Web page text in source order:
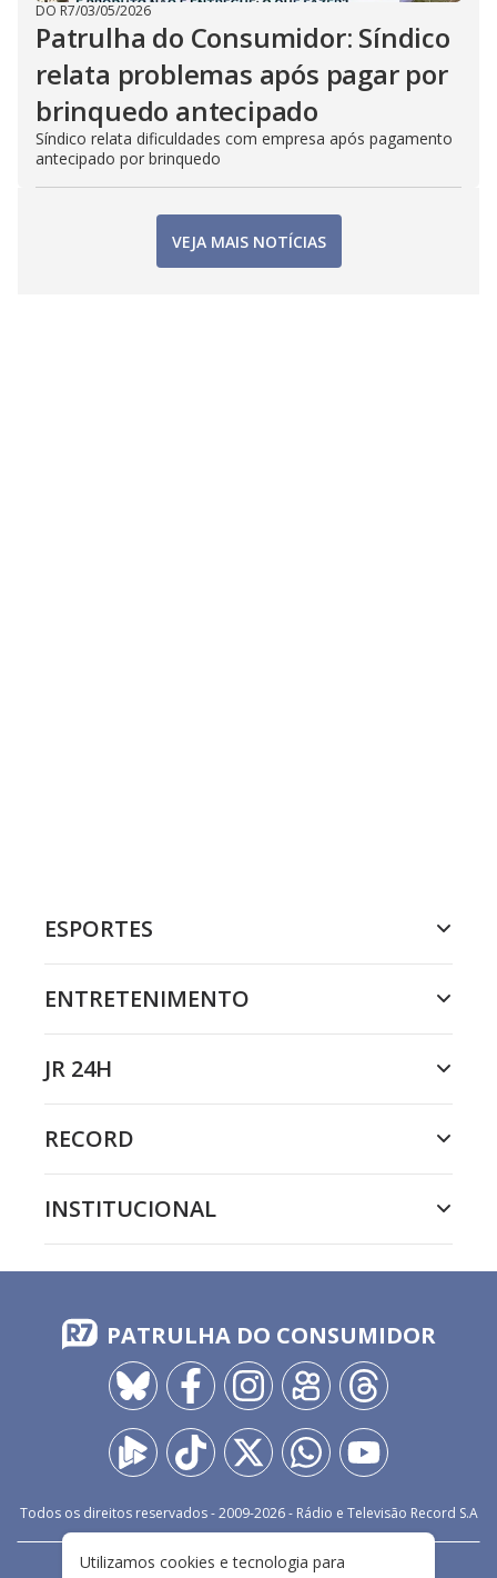
DO R7/03/05/2026
Patrulha do Consumidor: Síndico
relata problemas após pagar por
brinquedo antecipado
Síndico relata dificuldades com empresa após pagamento
antecipado por brinquedo
VEJA MAIS NOTÍCIAS
ESPORTES
ENTRETENIMENTO
JR 24H
RECORD
INSTITUCIONAL
PATRULHA DO CONSUMIDOR
Todos os direitos reservados - 2009-2026- Rádio e Televisão Record S.A
Utilizamos cookies e tecnologia para